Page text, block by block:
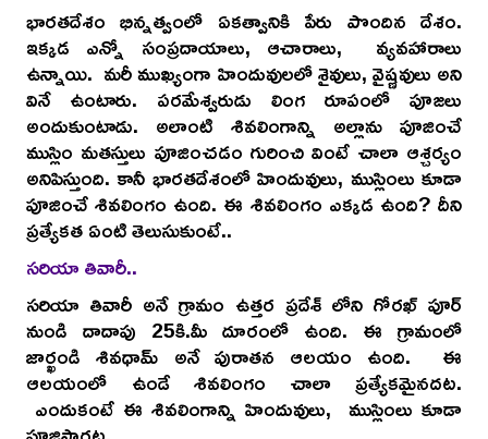
భారతదేశం భిన్నత్వంలో ఏకత్వానికి పేరు పొందిన దేశం.
ఇక్కడ ఎన్నో సంప్రదాయాలు, ఆచారాలు, వ్యవహారాలు
ఉన్నాయి. మరీ ముఖ్యంగా హిందువులలో శైవులు, వైష్ణవులు అని
వినే ఉంటారు. పరమేశ్వరుడు లింగ రూపంలో పూజలు
అందుకుంటాడు. అలాంటి శివలింగాన్ని అల్లాను పూజించే
ముస్లిం మతస్తులు పూజించడం గురించి వింటే చాలా ఆశ్చర్యం
అనిపిస్తుంది. కానీ భారతదేశంలో హిందువులు, ముస్లింలు కూడా
పూజించే శివలింగం ఉంది. ఈ శివలింగం ఎక్కడ ఉంది? దీని
ప్రత్యేకత ఏంటి తెలుసుకుంటే..
సరియా తివారీ..
సరియా తివారీ అనే గ్రామం ఉత్తర ప్రదేశ్ లోని గోరఖ్ పూర్
నుండి దాదాపు 25కి.మీ దూరంలో ఉంది. ఈ గ్రామంలో
జార్ఖండి శివధామ్ అనే పురాతన ఆలయం ఉంది. ఈ
ఆలయంలో ఉండే శివలింగం చాలా ప్రత్యేకమైనదట.
ఎందుకంటే ఈ శివలింగాన్ని హిందువులు, ముస్లింలు కూడా